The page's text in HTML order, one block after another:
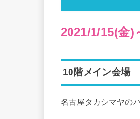
2021/1/15(金)
10階メイン会場
名古屋タカシマヤの